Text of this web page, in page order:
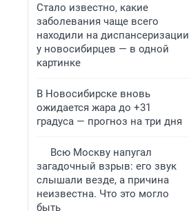
Стало известно, какие
заболевания чаще всего
находили на диспансеризации
у новосибирцев — в одной
картинке
В Новосибирске вновь
ожидается жара до +31
градуса — прогноз на три дня
Всю Москву напугал
загадочный взрыв: его звук
слышали везде, а причина
неизвестна. Что это могло
быть